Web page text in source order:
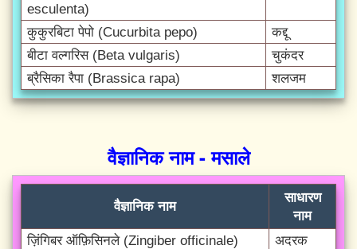
esculenta)
कुकुरबिटा पेपो (Cucurbita pepo)
कद्दू
बीटा वल्गरिस (Beta vulgaris)
चुकंदर
ब्रैसिका रैपा (Brassica rapa)
शलजम
वैज्ञानिक नाम - मसाले
वैज्ञानिक नाम
साधारण
नाम
ज़िंगिबर ऑफ़िसिनले (Zingiber officinale)
अदरक